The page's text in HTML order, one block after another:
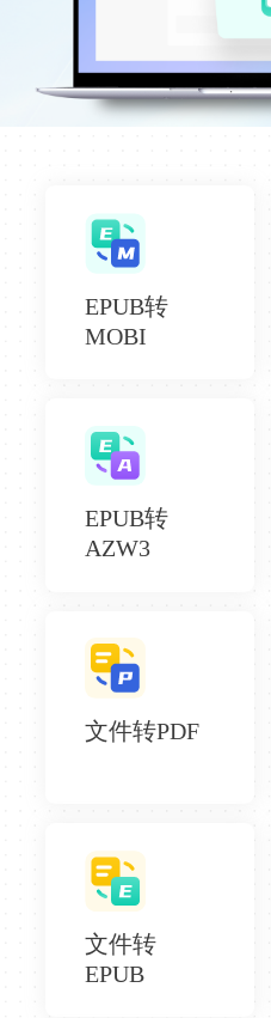
EPUB转
MOBI
EPUB转
AZW3
文件转PDF
文件转
EPUB